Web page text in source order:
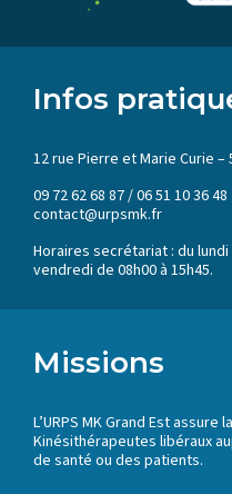
Infos
12 rue Pierre et Marie Curie –
09 72 62 68 87 / 06 51 10 36
contact@urpsmk.fr
Horaires secrétariat : du lundi
vendredi de 08h00 à 15h45.
Missions
L’URPS MK Grand Est
Kinésithérapeutes libéraux
de santé ou des patients.